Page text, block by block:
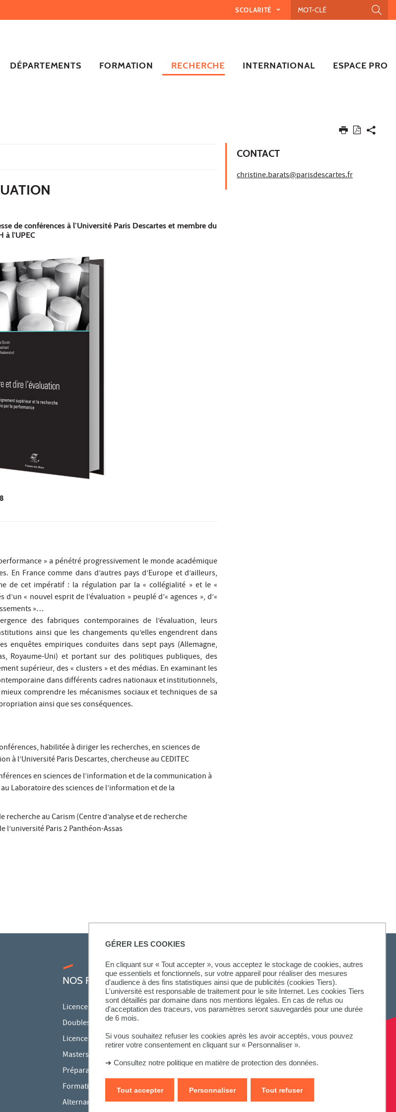
GÉRER LES COOKIES
En cliquant sur « Tout accepter », vous acceptez le stockage de cookies, autres
que essentiels et fonctionnels, sur votre appareil pour réaliser des mesures
d'audience à des fins statistiques ainsi que de publicités (cookies Tiers).
L'université est responsable de traitement pour le site Internet. Les cookies Tiers
sont détaillés par domaine dans nos mentions légales. En cas de refus ou
d'acceptation des traceurs, vos paramètres seront sauvegardés pour une durée
de 6 mois.
Si vous souhaitez refuser les cookies après les avoir acceptés, vous pouvez
retirer votre consentement en cliquant sur « Personnaliser ».
➜ Consultez notre politique en matière de protection des données.
Tout accepter Tout refuser
Personnaliser
SCOLARITÉ
DÉPARTEMENTS FORMATION RECHERCHE INTERNATIONAL ESPACE PRO
de conférences à l’Université Paris Descartes et membre du
à l'UPEC
» a pénétré progressivement le monde académique
En France comme dans d’autres pays d’Europe et d’ailleurs,
de cet impératif : la régulation par la « collégialité » et le «
« nouvel esprit de l’évaluation » peuplé d’« agences », d’«
»…
des fabriques contemporaines de l’évaluation, leurs
ainsi que les changements qu’elles engendrent dans
enquêtes empiriques conduites dans sept pays (Allemagne,
Royaume-Uni) et portant sur des politiques publiques, des
supérieur, des « clusters » et des médias. En examinant les
dans différents cadres nationaux et institutionnels,
comprendre les mécanismes sociaux et techniques de sa
ainsi que ses conséquences.
habilitée à diriger les recherches, en sciences de
à l’Université Paris Descartes, chercheuse au CEDITEC
en sciences de l’information et de la communication à
Laboratoire des sciences de l’information et de la
recherche au Carism (Centre d’analyse et de recherche
Paris 2 Panthéon-Assas
CONTACT
christine.barats@parisdescartes.fr
NOS FORMATIONS
Licences
Doubles licences
Licences pro
Masters
Préparations aux concours
Formation continue
Alternance